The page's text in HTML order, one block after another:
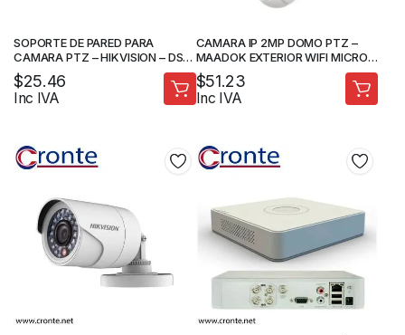
SOPORTE DE PARED PARA
CAMARA PTZ – HIKVISION – DS-
1602ZJ
$25.46
Inc IVA
CAMARA IP 2MP DOMO PTZ –
MAADOK EXTERIOR WIFI MICRO
SD AUDIO 2 VIAS -MAA-M1EX2
$51.23
Inc IVA